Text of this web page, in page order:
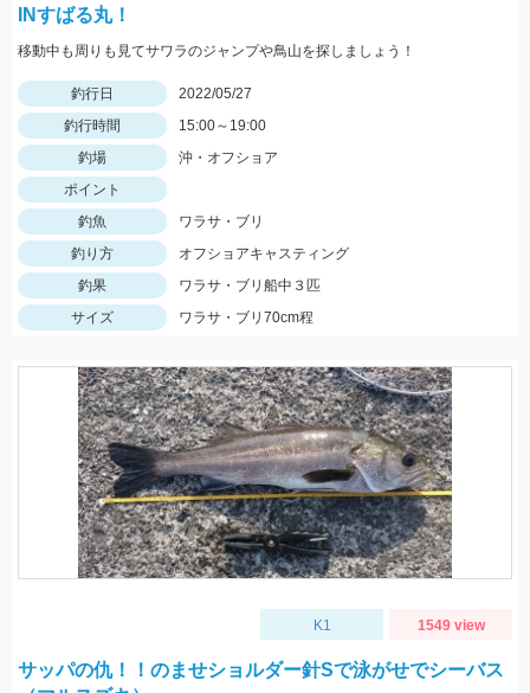
INすばる丸！
移動中も周りも見てサワラのジャンプや鳥山を探しましょう！
釣行日
2022/05/27
釣行時間
15:00～19:00
釣場
沖・オフショア
ポイント
釣魚
ワラサ・ブリ
釣り方
オフショアキャスティング
釣果
ワラサ・ブリ船中３匹
サイズ
ワラサ・ブリ70cm程
K1 1549 view
サッパの仇！！のませショルダー針Sで泳がせでシーバス